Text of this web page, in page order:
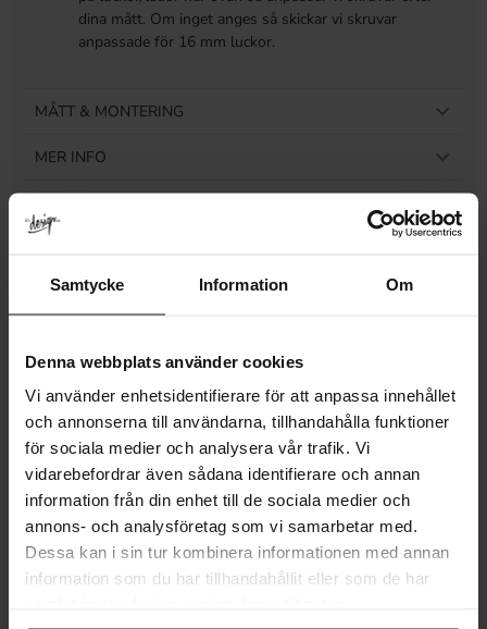
Samtycke Information Om
Denna webbplats använder cookies
Vi använder enhetsidentifierare för att anpassa innehållet
och annonserna till användarna, tillhandahålla funktioner
för sociala medier och analysera vår trafik. Vi
vidarebefordrar även sådana identifierare och annan
information från din enhet till de sociala medier och
annons- och analysföretag som vi samarbetar med.
Dessa kan i sin tur kombinera informationen med annan
information som du har tillhandahållit eller som de har
dina mått. Om inget anges så skickar vi skruvar
anpassade för 16 mm luckor.
MÅTT & MONTERING
MER INFO
Relaterade produkter